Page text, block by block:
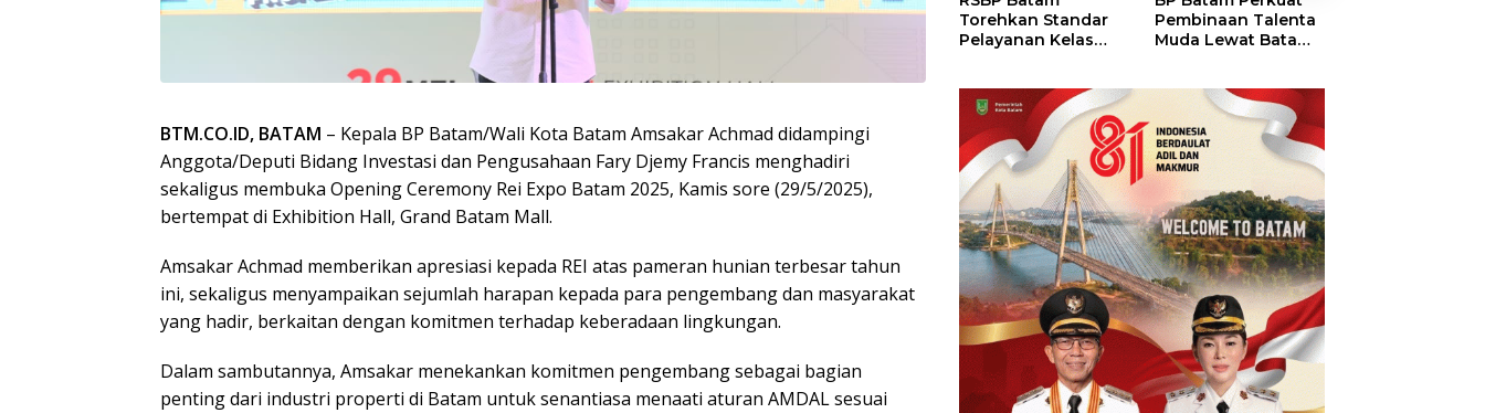
BTM.CO.ID, BATAM – Kepala BP Batam/Wali Kota Batam Amsakar Achmad didampingi
Anggota/Deputi Bidang Investasi dan Pengusahaan Fary Djemy Francis menghadiri
sekaligus membuka Opening Ceremony Rei Expo Batam 2025, Kamis sore (29/5/2025),
bertempat di Exhibition Hall, Grand Batam Mall.
Amsakar Achmad memberikan apresiasi kepada REI atas pameran hunian terbesar tahun
ini, sekaligus menyampaikan sejumlah harapan kepada para pengembang dan masyarakat
yang hadir, berkaitan dengan komitmen terhadap keberadaan lingkungan.
Dalam sambutannya, Amsakar menekankan komitmen pengembang sebagai bagian
penting dari industri properti di Batam untuk senantiasa menaati aturan AMDAL sesuai
Torehkan Standar
Pelayanan Kelas
WSO
Pembinaan Talenta
Muda Lewat Batam
Festival 2026